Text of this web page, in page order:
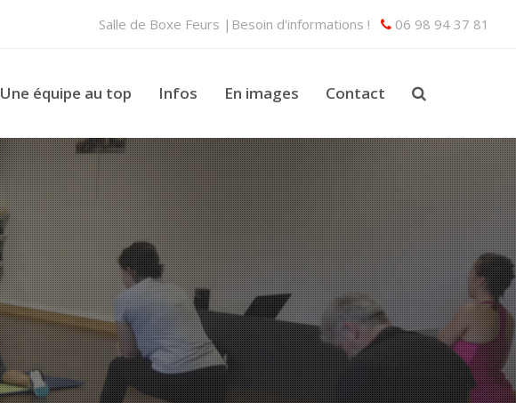
Salle de Boxe Feurs |Besoin d'informations ! 06 98 94 37 81
Une équipe au top Infos En images Contact